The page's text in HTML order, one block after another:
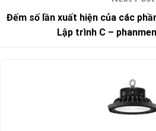
Đếm số lần xuất hiện của các
Lập trình C –